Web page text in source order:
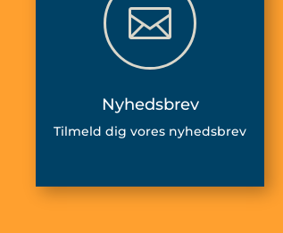

Nyhedsbrev
Tilmeld dig vores nyhedsbrev